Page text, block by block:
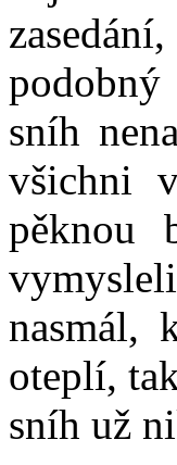
sníh
všichni
pěknou
nasmál,
oteplí,
sníh už